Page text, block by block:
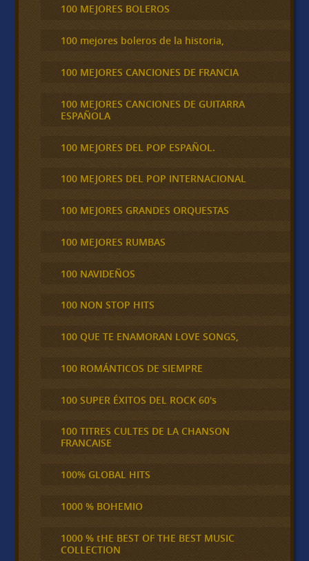
100 MEJORES BOLEROS
100 mejores boleros de la historia,
100 MEJORES CANCIONES DE FRANCIA
100 MEJORES CANCIONES DE GUITARRA
ESPAÑOLA
100 MEJORES DEL POP ESPAÑOL.
100 MEJORES DEL POP INTERNACIONAL
100 MEJORES GRANDES ORQUESTAS
100 MEJORES RUMBAS
100 NAVIDEÑOS
100 NON STOP HITS
100 QUE TE ENAMORAN LOVE SONGS,
100 ROMÁNTICOS DE SIEMPRE
100 SUPER ÉXITOS DEL ROCK 60's
100 TITRES CULTES DE LA CHANSON
FRANCAISE
100% GLOBAL HITS
1000 % BOHEMIO
1000 % tHE BEST OF THE BEST MUSIC
COLLECTION